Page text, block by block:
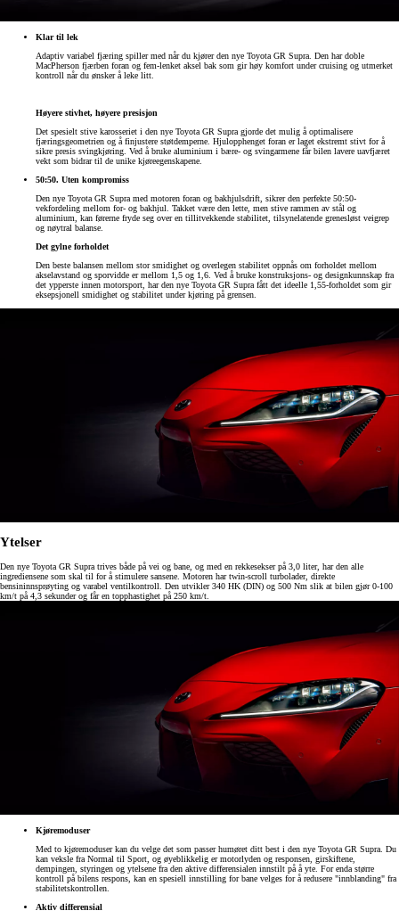
Klar til lek
Adaptiv variabel fjæring spiller med når du kjører den nye Toyota GR Supra. Den har doble
MacPherson fjærben foran og fem-lenket aksel bak som gir høy komfort under cruising og utmerket
kontroll når du ønsker å leke litt.
Høyere stivhet, høyere presisjon
Det spesielt stive karosseriet i den nye Toyota GR Supra gjorde det mulig å optimalisere
fjæringsgeometrien og å finjustere støtdemperne. Hjulopphenget foran er laget ekstremt stivt for å
sikre presis svingkjøring. Ved å bruke aluminium i bære- og svingarmene får bilen lavere uavfjæret
vekt som bidrar til de unike kjøreegenskapene.
50:50. Uten kompromiss
Den nye Toyota GR Supra med motoren foran og bakhjulsdrift, sikrer den perfekte 50:50-
vekfordeling mellom for- og bakhjul. Takket være den lette, men stive rammen av stål og
aluminium, kan førerne fryde seg over en tillitvekkende stabilitet, tilsynelatende grenesløst veigrep
og nøytral balanse.
Det gylne forholdet
Den beste balansen mellom stor smidighet og overlegen stabilitet oppnås om forholdet mellom
akselavstand og sporvidde er mellom 1,5 og 1,6. Ved å bruke konstruksjons- og designkunnskap fra
det ypperste innen motorsport, har den nye Toyota GR Supra fått det ideelle 1,55-forholdet som gir
eksepsjonell smidighet og stabilitet under kjøring på grensen.
Ytelser
Den nye Toyota GR Supra trives både på vei og bane, og med en rekkesekser på 3,0 liter, har den alle
ingrediensene som skal til for å stimulere sansene. Motoren har twin-scroll turbolader, direkte
bensininnsprøyting og varabel ventilkontroll. Den utvikler 340 HK (DIN) og 500 Nm slik at bilen gjør 0-100
km/t på 4,3 sekunder og får en topphastighet på 250 km/t.
Kjøremoduser
Med to kjøremoduser kan du velge det som passer humøret ditt best i den nye Toyota GR Supra. Du
kan veksle fra Normal til Sport, og øyeblikkelig er motorlyden og responsen, girskiftene,
dempingen, styringen og ytelsene fra den aktive differensialen innstilt på å yte. For enda større
kontroll på bilens respons, kan en spesiell innstilling for bane velges for å redusere "innblanding" fra
stabilitetskontrollen.
Aktiv differensial